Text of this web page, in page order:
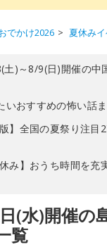
でかけ2026 夏休み
土)～8/9(日)開催の中
いおすすめの怖い話
版】全国の夏祭り注目
休み】おうち時間を充
(水)開催の
覧